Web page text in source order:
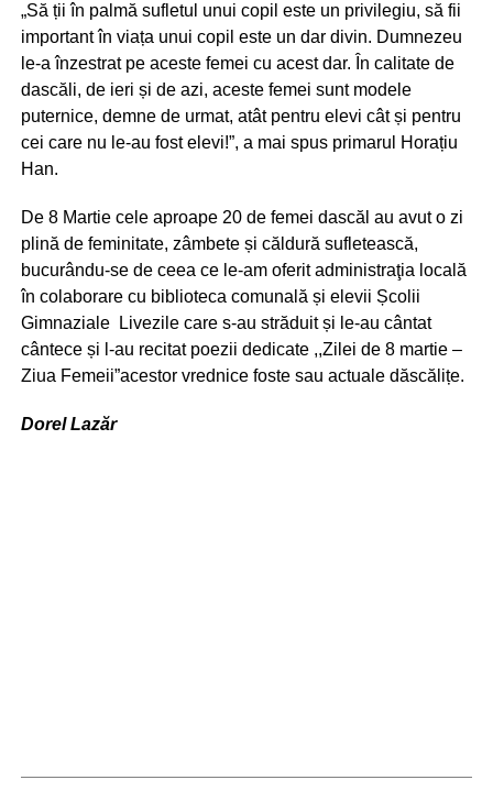
„Să ții în palmă sufletul unui copil este un privilegiu, să fii
important în viața unui copil este un dar divin. Dumnezeu
le-a înzestrat pe aceste femei cu acest dar. În calitate de
dascăli, de ieri și de azi, aceste femei sunt modele
puternice, demne de urmat, atât pentru elevi cât și pentru
cei care nu le-au fost elevi!”, a mai spus primarul Horațiu
Han.
De 8 Martie cele aproape 20 de femei dascăl au avut o zi
plină de feminitate, zâmbete și căldură sufletească,
bucurându-se de ceea ce le-am oferit administraţia locală
în colaborare cu biblioteca comunală și elevii Școlii
Gimnaziale Livezile care s-au străduit și le-au cântat
cântece și l-au recitat poezii dedicate ,,Zilei de 8 martie –
Ziua Femeii”acestor vrednice foste sau actuale dăscălițe.
Dorel Lazăr